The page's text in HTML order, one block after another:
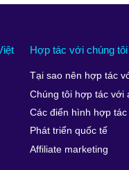
Hợp tác với chúng tôi
Tại sao nên hợp tác
Chúng tôi hợp tác với
Các điển hình hợp tác
Phát triển quốc tế
Affiliate marketing